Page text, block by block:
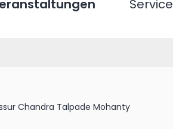
Service
Chandra Talpade Mohanty